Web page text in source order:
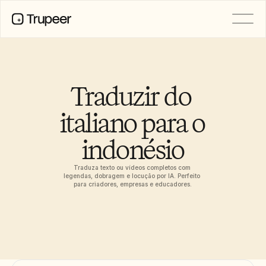
Traduzir do
italiano para o
indonésio
Traduza texto ou vídeos completos com
legendas, dobragem e locução por IA. Perfeito
para criadores, empresas e educadores.
Base de Conhecimento
Avatares de IA
Páginas partilhadas
Gravação de ecrã com IA